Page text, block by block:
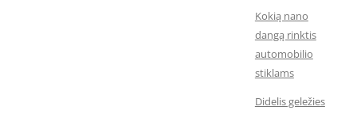
Kokią nano
dangą rinktis
automobilio
stiklams
Didelis geležies